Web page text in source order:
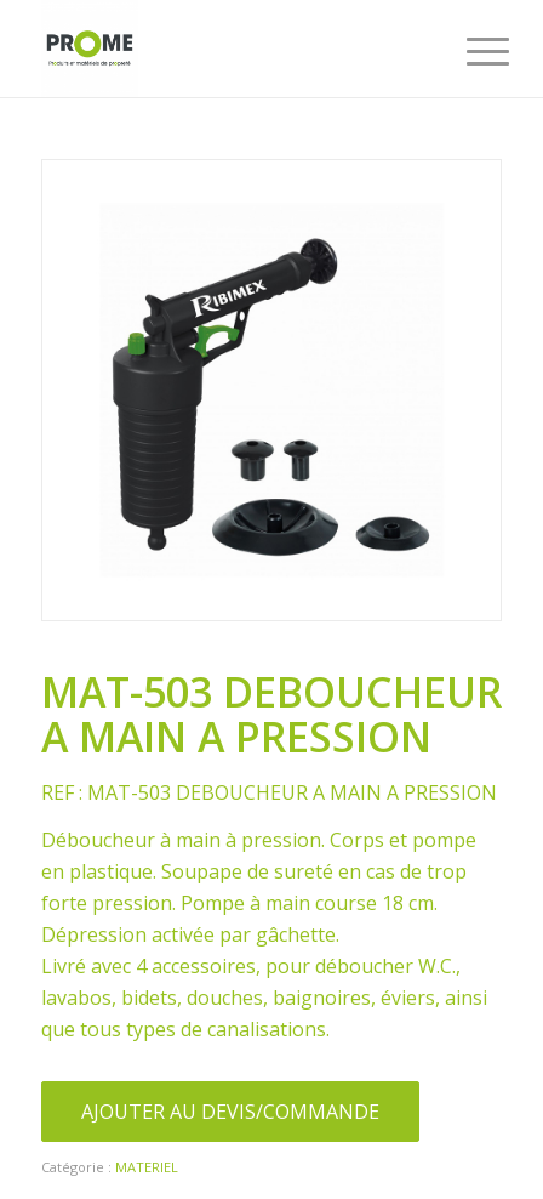
MAT-503 DEBOUCHEUR
A MAIN A PRESSION
REF : MAT-503 DEBOUCHEUR A MAIN A PRESSION
Déboucheur à main à pression. Corps et pompe
en plastique. Soupape de sureté en cas de trop
forte pression. Pompe à main course 18 cm.
Dépression activée par gâchette.
Livré avec 4 accessoires, pour déboucher W.C.,
lavabos, bidets, douches, baignoires, éviers, ainsi
que tous types de canalisations.
AJOUTER AU DEVIS/COMMANDE
Catégorie : MATERIEL